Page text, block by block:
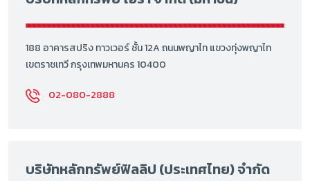
188 อาคารสปริง ทาวเวอร์ ชั้น 12A ถนนพญาไท แขวงทุ่งพญาไท
เขตราชเทวี กรุงเทพมหานคร 10400
02-080-2888
บริษัทหลักทรัพย์ฟิลลิป (ประเทศไทย) จำกัด